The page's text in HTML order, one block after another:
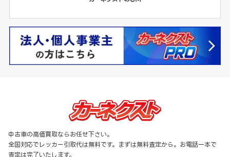
中古車の高価買取ならお任せ下さい。
全国対応でレッカー引取代は無料です。まずは無料査定から。お電話一本で
査定は完了いたします。